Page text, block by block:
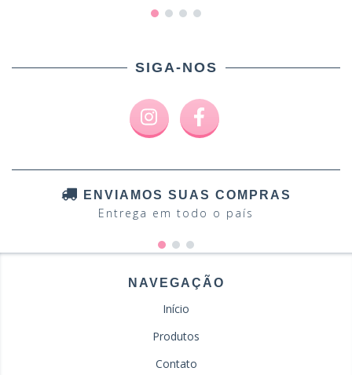
SIGA-NOS
ENVIAMOS SUAS COMPRAS
Entrega em todo o país
NAVEGAÇÃO
Início
Produtos
Contato